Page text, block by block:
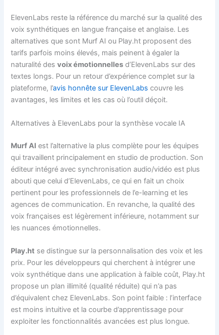
ElevenLabs reste la référence du marché sur la qualité des
voix synthétiques en langue française et anglaise. Les
alternatives que sont Murf AI ou Play.ht proposent des
tarifs parfois moins élevés, mais peinent à égaler la
naturalité desvoix émotionnelles d’ElevenLabs sur des
textes longs. Pour un retour d’expérience complet sur la
plateforme, l’avis honnête sur ElevenLabs couvre les
avantages, les limites et les cas où l’outil déçoit.
Alternatives à ElevenLabs pour la synthèse vocale IA
Murf AI est l’alternative la plus complète pour les équipes
qui travaillent principalement en studio de production. Son
éditeur intégré avec synchronisation audio/vidéo est plus
abouti que celui d’ElevenLabs, ce qui en fait un choix
pertinent pour les professionnels de l’e-learning et les
agences de communication. En revanche, la qualité des
voix françaises est légèrement inférieure, notamment sur
les nuances émotionnelles.
Play.ht se distingue sur la personnalisation des voix et les
prix. Pour les développeurs qui cherchent à intégrer une
voix synthétique dans une application à faible coût, Play.ht
propose un plan illimité (qualité réduite) qui n’a pas
d’équivalent chez ElevenLabs. Son point faible : l’interface
est moins intuitive et la courbe d’apprentissage pour
exploiter les fonctionnalités avancées est plus longue.